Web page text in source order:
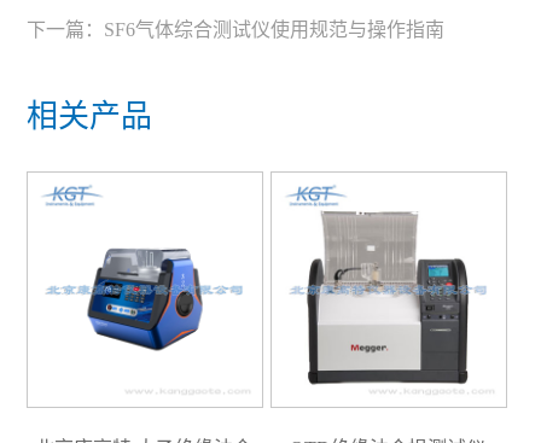
下一篇： SF6气体综合测试仪使用规范与操作指南
相关产品